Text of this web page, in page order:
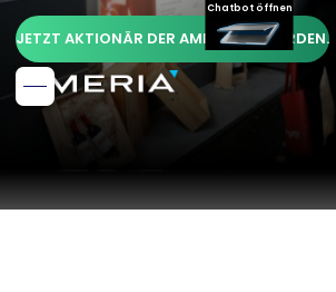
Chatbot öffnen
JETZT AKTIONÄR DER AMERIA AG WERDEN.